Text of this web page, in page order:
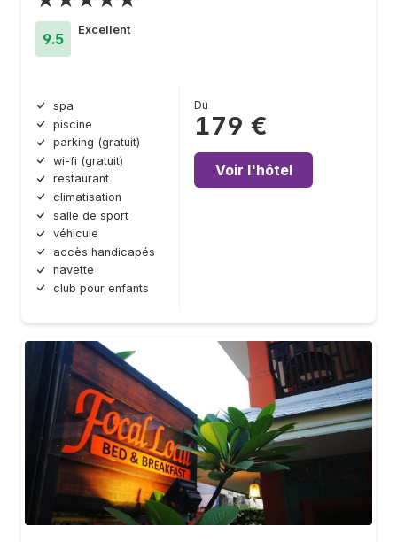
9.5
Excellent
spa
piscine
parking (gratuit)
wi-fi (gratuit)
restaurant
climatisation
salle de sport
véhicule
accès handicapés
navette
club pour enfants
Du
179 €
Voir l'hôtel